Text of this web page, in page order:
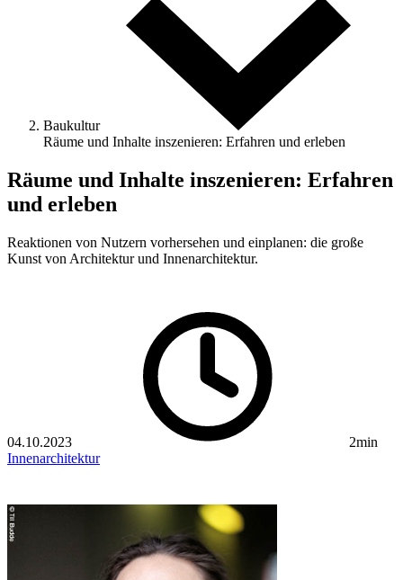
Baukultur
Räume und Inhalte inszenieren: Erfahren und erleben
Räume und Inhalte inszenieren: Erfahren
und erleben
Reaktionen von Nutzern vorhersehen und einplanen: die große
Kunst von Architektur und Innenarchitektur.
04.10.2023
2min
Innenarchitektur